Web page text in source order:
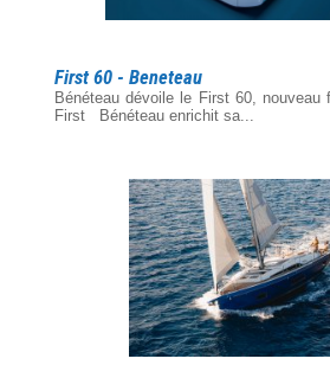
First 60 - Beneteau
Bénéteau dévoile le First 60, nouveau
First Bénéteau enrichit sa...